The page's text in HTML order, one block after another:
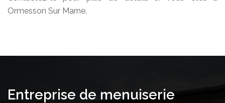
Ormesson Sur Marne.
Entreprise de menuiserie